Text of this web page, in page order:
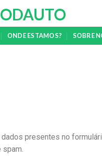
ONDE ESTAMOS? SOBRE
presentes no
spam.